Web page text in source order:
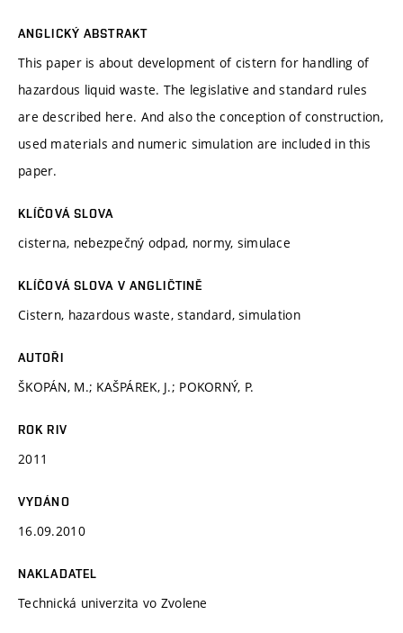
ANGLICKÝ ABSTRAKT
This paper is about development of cistern for handling of
hazardous liquid waste. The legislative and standard rules
are described here. And also the conception of construction,
used materials and numeric simulation are included in this
paper.
KLÍČOVÁ SLOVA
cisterna, nebezpečný odpad, normy, simulace
KLÍČOVÁ SLOVA V ANGLIČTINĚ
Cistern, hazardous waste, standard, simulation
AUTOŘI
ŠKOPÁN, M.; KAŠPÁREK, J.; POKORNÝ, P.
ROK RIV
2011
VYDÁNO
16.09.2010
NAKLADATEL
Technická univerzita vo Zvolene